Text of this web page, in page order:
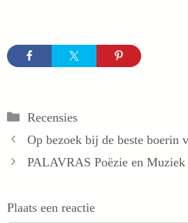
Categorieën
Recensies
Op bezoek bij de beste boerin
PALAVRAS Poëzie en Muziek
Plaats een reactie